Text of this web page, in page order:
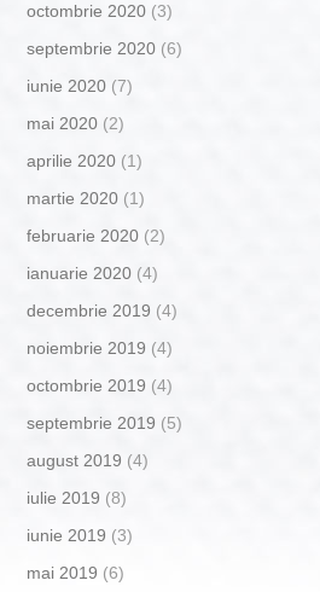
octombrie 2020 (3)
septembrie 2020 (6)
iunie 2020 (7)
mai 2020 (2)
aprilie 2020 (1)
martie 2020 (1)
februarie 2020 (2)
ianuarie 2020 (4)
decembrie 2019 (4)
noiembrie 2019 (4)
octombrie 2019 (4)
septembrie 2019 (5)
august 2019 (4)
iulie 2019 (8)
iunie 2019 (3)
mai 2019 (6)